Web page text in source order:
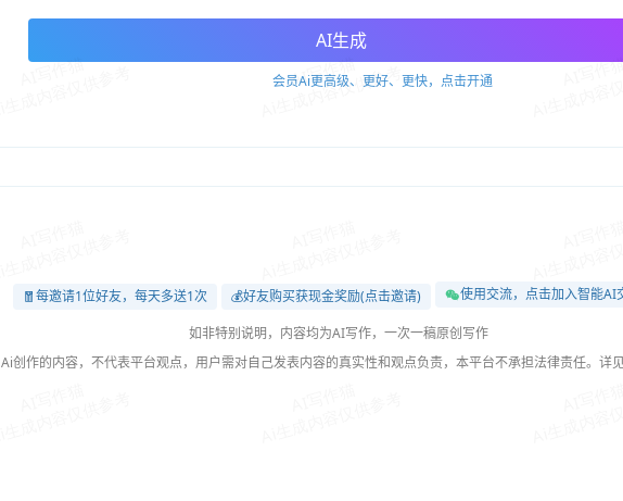
AI生成
会员Ai更高级、更好、更快，点击开通
🧧每邀请1位好友，每天多送1次 💰好友购买获现金奖励(点击邀请) 使用交流，点击加入智能AI
如非特别说明，内容均为AI写作，一次一稿原创写作
Ai创作的内容，不代表平台观点，用户需对自己发表内容的真实性和观点负责，本平台不承担法律责任。详